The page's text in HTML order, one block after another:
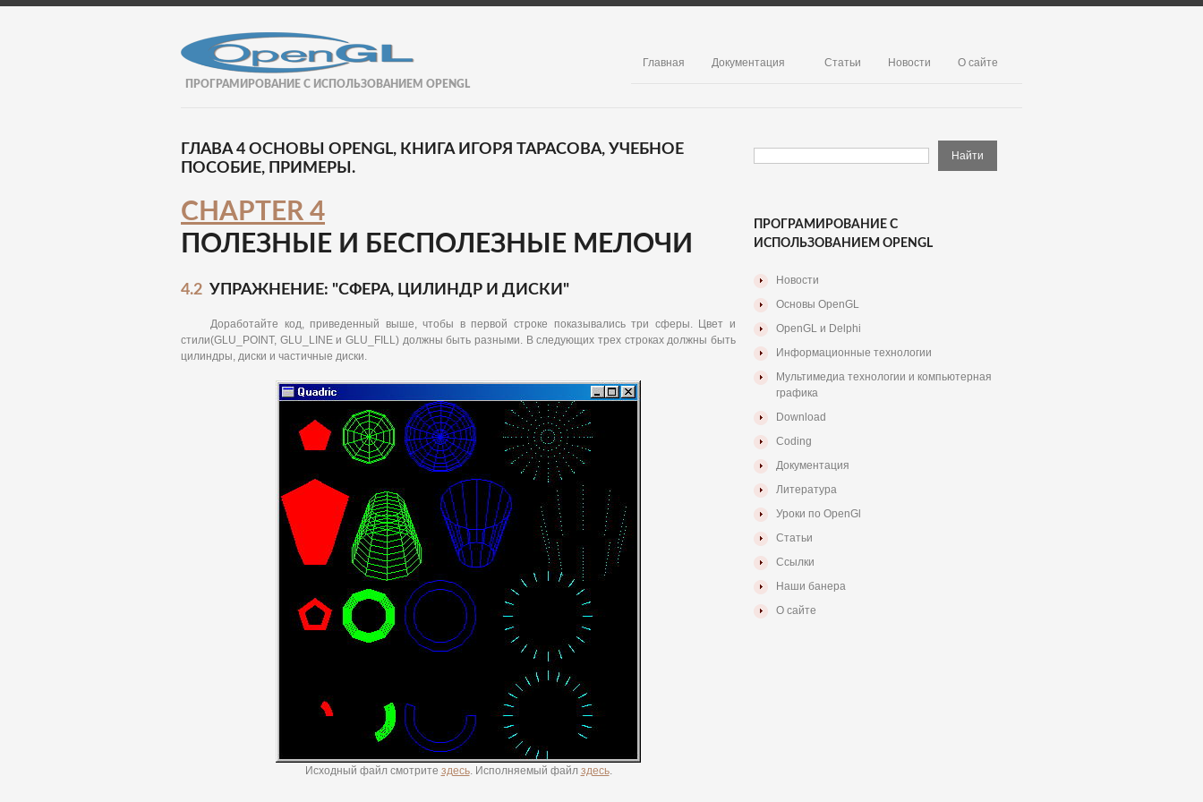
ПРОГРАМИРОВАНИЕ С ИСПОЛЬЗОВАНИЕМ OPENGL
Главная Документация Статьи Новости О сайте
ГЛАВА 4 ОСНОВЫ OPENGL, КНИГА ИГОРЯ ТАРАСОВА, УЧЕБНОЕ
ПОСОБИЕ, ПРИМЕРЫ.
CHAPTER 4
ПОЛЕЗНЫЕ И БЕСПОЛЕЗНЫЕ МЕЛОЧИ
4.2 УПРАЖНЕНИЕ: "СФЕРА, ЦИЛИНДР И ДИСКИ"
Доработайте код, приведенный выше, чтобы в первой строке показывались три сферы. Цвет и
стили(GLU_POINT, GLU_LINE и GLU_FILL) должны быть разными. В следующих трех строках должны быть
цилиндры, диски и частичные диски.
Исходный файл смотрите здесь. Исполняемый файл здесь.
ПРОГРАМИРОВАНИЕ С
ИСПОЛЬЗОВАНИЕМ OPENGL
Новости
Основы OpenGL
OpenGL и Delphi
Информационные технологии
Мультимедиа технологии и компьютерная
графика
Download
Coding
Документация
Литература
Уроки по OpenGl
Статьи
Ссылки
Наши банера
О сайте